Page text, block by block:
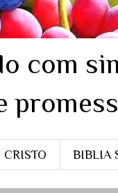
com
CRISTO BIBLIA